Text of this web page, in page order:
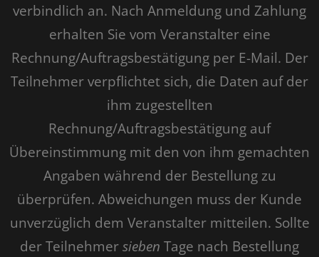
verbindlich an. Nach Anmeldung und Zahlung
erhalten Sie vom Veranstalter eine
Rechnung/Auftragsbestätigung per E-Mail. Der
Teilnehmer verpflichtet sich, die Daten auf der
ihm zugestellten
Rechnung/Auftragsbestätigung auf
Übereinstimmung mit den von ihm gemachten
Angaben während der Bestellung zu
überprüfen. Abweichungen muss der Kunde
unverzüglich dem Veranstalter mitteilen. Sollte
der Teilnehmersieben Tage nach Bestellung